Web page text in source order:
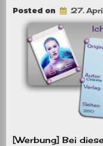
Posted on 27.
[Werbung] Bei